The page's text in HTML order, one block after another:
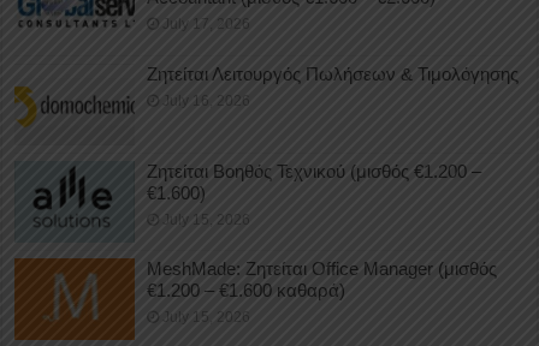
July 17, 2026
Ζητείται Λειτουργός Πωλήσεων & Τιμολόγησης
July 16, 2026
Ζητείται Βοηθός Τεχνικού (μισθός €1.200 –
€1.600)
July 15, 2026
MeshMade: Ζητείται Office Manager (μισθός
€1.200 – €1.600 καθαρά)
July 15, 2026